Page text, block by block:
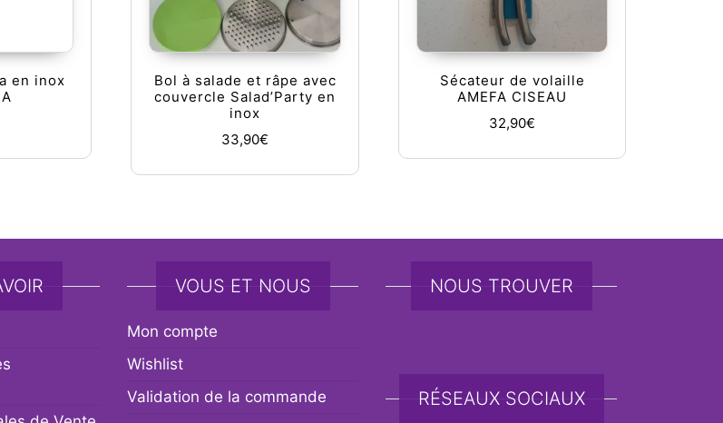
en inox
Bol à salade et râpe avec
couvercle Salad’Party en
inox
33,90€
Sécateur de volaille
AMEFA CISEAU
32,90€
VOUS ET NOUS
Mon compte
Wishlist
Validation de la commande
NOUS TROUVER
RÉSEAUX SOCIAUX